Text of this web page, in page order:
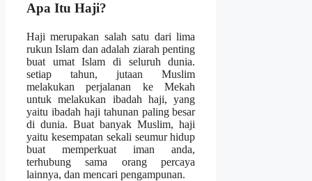
Apa Itu Haji?
Haji merupakan salah satu dari lima
rukun Islam dan adalah ziarah penting
buat umat Islam di seluruh dunia.
setiap tahun, jutaan Muslim
melakukan perjalanan ke Mekah
untuk melakukan ibadah haji, yang
yaitu ibadah haji tahunan paling besar
di dunia. Buat banyak Muslim, haji
yaitu kesempatan sekali seumur hidup
buat memperkuat iman anda,
terhubung sama orang percaya
lainnya, dan mencari pengampunan.